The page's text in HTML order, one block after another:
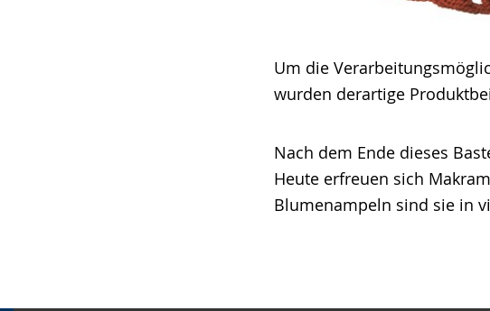
Um die
wurden derartige
Nach dem Ende dieses
Heute erfreuen sich
Blumenampeln sind sie in